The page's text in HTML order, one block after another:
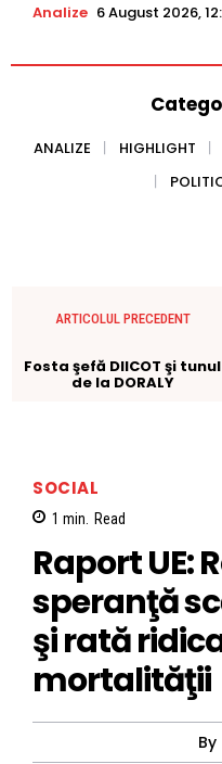
Analize 6 August 2026,
ANALIZE HIGHLIGHT
ARTICOLUL PRECEDENT
Fosta şefă DIICOT şi tunul
de la DORALY